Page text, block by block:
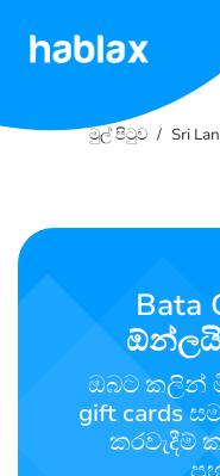
මුල් පිටුව Sri
Bata
ඔබට කලින්
gift cards
කරවැදීම්